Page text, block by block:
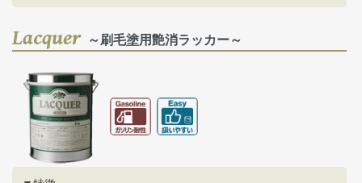
Lacquer～刷毛塗用艶消ラッカー～